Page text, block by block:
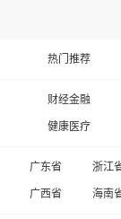
热门推荐
财经金融
健康医疗
广东省 浙江
广西省 海南